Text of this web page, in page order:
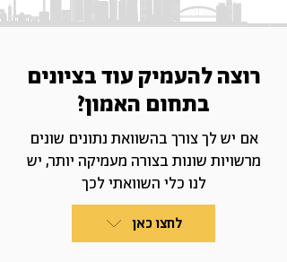
רוצה להעמיק עוד בציונים
בתחום האמון?
אם יש לך צורך בהשוואת נתונים שונים
מרשויות שונות בצורה מעמיקה יותר, יש
לנו כלי השוואתי לכך
לחצו כאן